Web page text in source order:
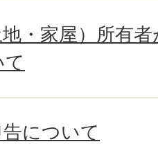
・家屋）所有
について